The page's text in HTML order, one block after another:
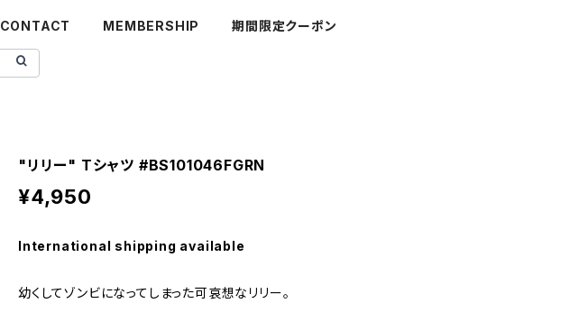
CONTACT MEMBERSHIP 期間限定クーポン
"リリー" Tシャツ #BS101046FGRN
¥4,950
International shipping available
幼くしてゾンビになってしまった可哀想なリリー。